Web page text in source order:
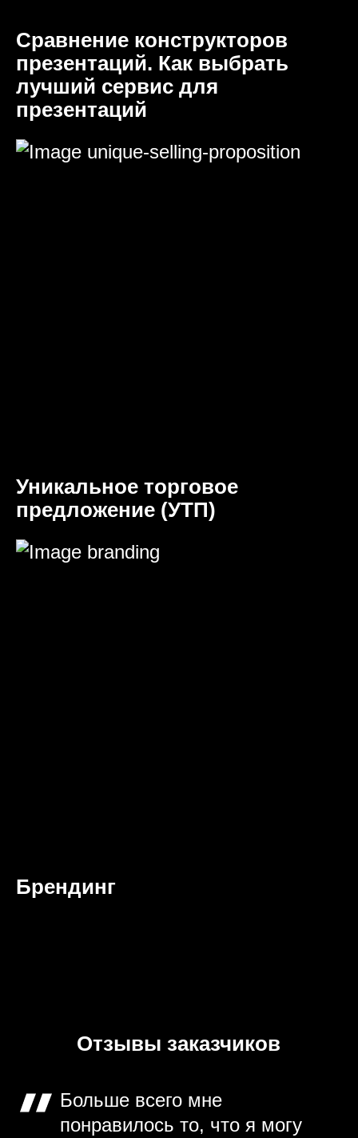
Сравнение конструкторов
презентаций. Как выбрать
лучший сервис для
презентаций
Уникальное торговое
предложение (УТП)
Брендинг
Отзывы заказчиков
Больше всего мне
понравилось то, что я могу